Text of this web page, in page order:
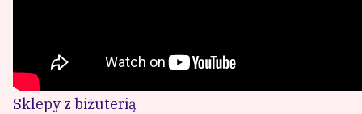
Sklepy z biżuterią